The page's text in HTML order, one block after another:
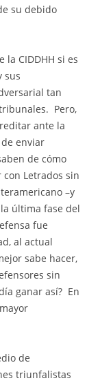
su debido
CIDDHH si es
sus
tan
Pero,
ante la
enviar
de cómo
Letrados sin
–y
última fase del
fue
al actual
sabe hacer,
sin
ganar así? En
de
triunfalistas